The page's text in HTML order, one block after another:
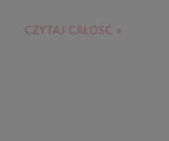
CZYTAJ CAŁOŚĆ »